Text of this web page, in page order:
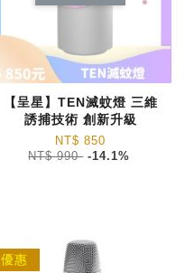
【呈星】TEN滅蚊燈 三維
誘捕技術 創新升級
NT$ 850
NT$ 990 -14.1%
優惠